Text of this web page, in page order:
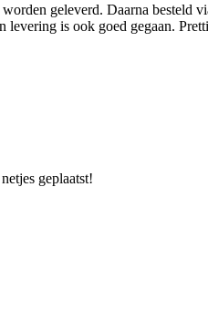
geleverd. Daarna besteld
is ook goed gegaan.
geplaatst!